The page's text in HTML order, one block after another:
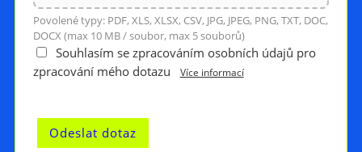
Povolené typy: PDF, XLS, XLSX, CSV, JPG, JPEG, PNG, TXT, DOC,
DOCX (max 10 MB / soubor, max 5 souborů)
Souhlasím se zpracováním osobních údajů pro
zpracování mého dotazu
Více informací